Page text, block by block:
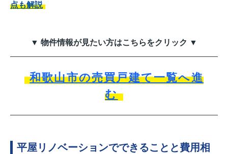
点も解説
▼ 物件情報が見たい方はこちらをクリック ▼
和歌山市の売買戸建て一覧へ進
む
平屋リノベーションでできることと費用相